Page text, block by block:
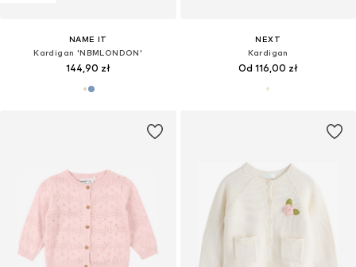
NAME IT
Kardigan 'NBMLONDON'
144,90 zł
NEXT
Kardigan
Od 116,00 zł